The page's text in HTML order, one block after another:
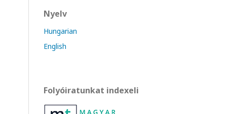
Nyelv
Hungarian
English
Folyóiratunkat indexeli